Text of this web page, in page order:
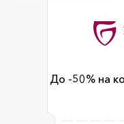
До -50% на